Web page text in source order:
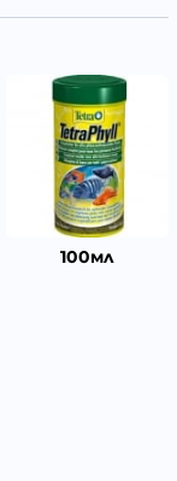
100мл